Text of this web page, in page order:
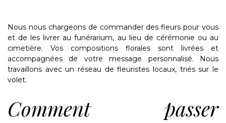
Nous nous chargeons de commander des fleurs pour vous
et de les livrer au funérarium, au lieu de cérémonie ou au
cimetière. Vos compositions florales sont livrées et
accompagnées de votre message personnalisé. Nous
travaillons avec un réseau de fleuristes locaux, triés sur le
volet.
Comment passer